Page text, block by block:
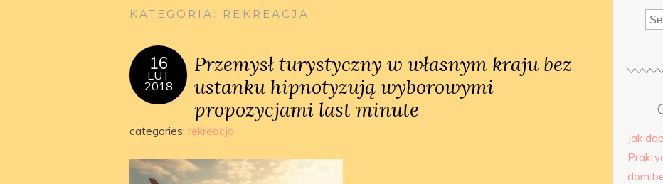
KATEGORIA: REKREACJA
16
LUT
2018
Przemysł turystyczny w własnym kraju bez
ustanku hipnotyzują wyborowymi
propozycjami last minute
categories: rekreacja
Jak
dom